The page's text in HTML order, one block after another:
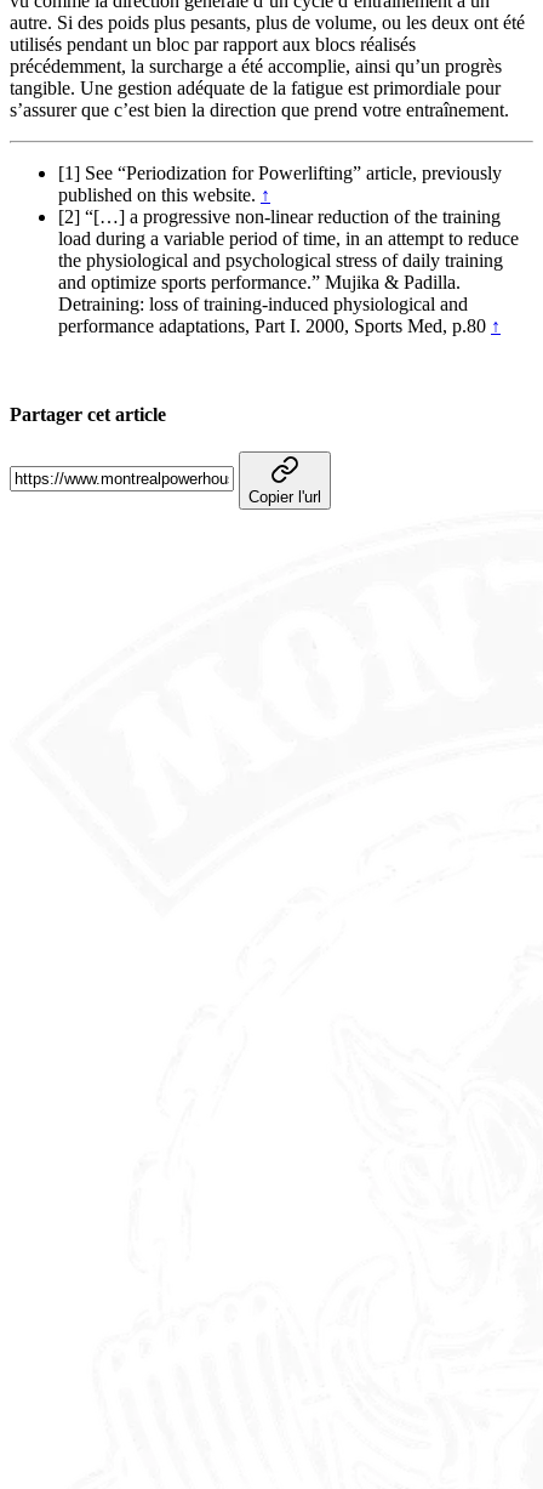
autre. Si des poids plus pesants, plus de volume, ou les deux ont été
utilisés pendant un bloc par rapport aux blocs réalisés
précédemment, la surcharge a été accomplie, ainsi qu’un progrès
tangible. Une gestion adéquate de la fatigue est primordiale pour
s’assurer que c’est bien la direction que prend votre entraînement.
[1] See “Periodization for Powerlifting” article, previously
published on this website. ↑
[2] “[…] a progressive non-linear reduction of the training
load during a variable period of time, in an attempt to reduce
the physiological and psychological stress of daily training
and optimize sports performance.” Mujika & Padilla.
Detraining: loss of training-induced physiological and
performance adaptations, Part I. 2000, Sports Med, p.80 ↑
Partager cet article
Copier l'url